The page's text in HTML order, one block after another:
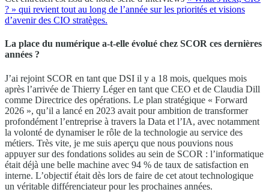
? » qui revient tout au long de l’année sur les priorités et visions
d’avenir des CIO stratèges.
La place du numérique a-t-elle évolué chez SCOR ces dernières
années ?
J’ai rejoint SCOR en tant que DSI il y a 18 mois, quelques mois
après l’arrivée de Thierry Léger en tant que CEO et de Claudia Dill
comme Directrice des opérations. Le plan stratégique « Forward
2026 », qu’il a lancé en 2023 avait pour ambition de transformer
profondément l’entreprise à travers la Data et l’IA, avec notamment
la volonté de dynamiser le rôle de la technologie au service des
métiers. Très vite, je me suis aperçu que nous pouvions nous
appuyer sur des fondations solides au sein de SCOR : l’informatique
était déjà une belle machine avec 94 % de taux de satisfaction en
interne. L’objectif était dès lors de faire de cet atout technologique
un véritable différenciateur pour les prochaines années.